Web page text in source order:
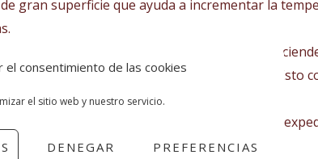
el consentimiento de las cookies
el sitio web y nuestro servicio.
DENEGAR PREFERENCIAS
gran superficie que ayuda a incrementar la
en el que, a medida que el buzo
a un mayor ritmo que en el entorno. Esto
base a la plataforma Apeks DS4 probada en